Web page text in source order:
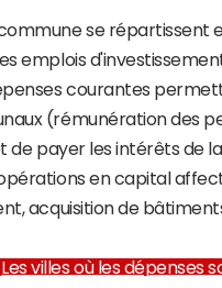
se répartissent
emplois
courantes
(rémunération des
de payer les intérêts de
en capital
acquisition de
Les villes où les dépenses